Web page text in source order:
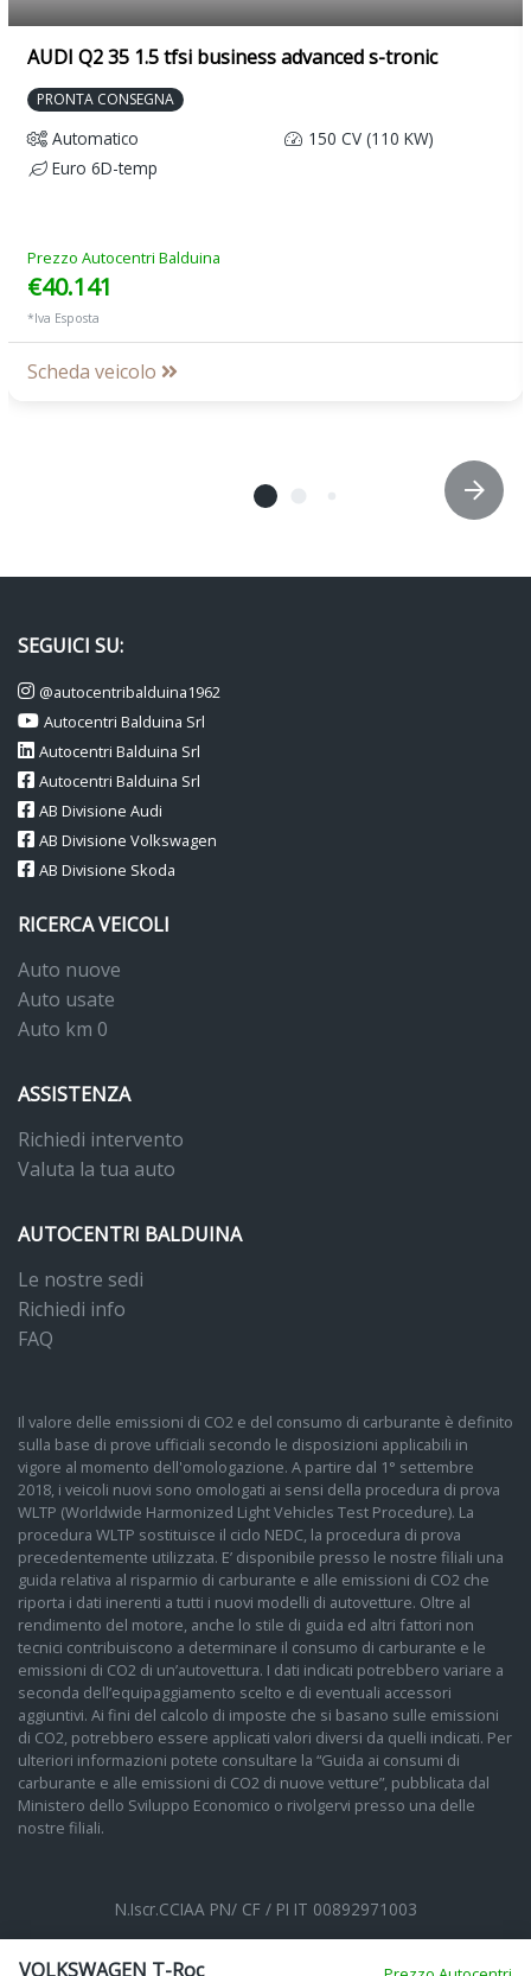
VOLKSWAGEN T-Roc
AUDI Q2 35 1.5 tfsi business advanced s-tronic
PRONTA CONSEGNA
Automatico
150 CV (110 KW)
Euro 6D-temp
Prezzo Autocentri Balduina
€40.141
*Iva Esposta
Scheda veicolo
SEGUICI SU:
@autocentribalduina1962
Autocentri Balduina Srl
Autocentri Balduina Srl
Autocentri Balduina Srl
AB Divisione Audi
AB Divisione Volkswagen
AB Divisione Skoda
RICERCA VEICOLI
Auto nuove
Auto usate
Auto km 0
ASSISTENZA
Richiedi intervento
Valuta la tua auto
AUTOCENTRI BALDUINA
Le nostre sedi
Richiedi info
FAQ
Il valore delle emissioni di CO2 e del consumo di carburante è definito
sulla base di prove ufficiali secondo le disposizioni applicabili in
vigore al momento dell'omologazione. A partire dal 1° settembre
2018, i veicoli nuovi sono omologati ai sensi della procedura di prova
WLTP (Worldwide Harmonized Light Vehicles Test Procedure). La
procedura WLTP sostituisce il ciclo NEDC, la procedura di prova
precedentemente utilizzata. E’ disponibile presso le nostre filiali una
guida relativa al risparmio di carburante e alle emissioni di CO2 che
riporta i dati inerenti a tutti i nuovi modelli di autovetture. Oltre al
rendimento del motore, anche lo stile di guida ed altri fattori non
tecnici contribuiscono a determinare il consumo di carburante e le
emissioni di CO2 di un’autovettura. I dati indicati potrebbero variare a
seconda dell’equipaggiamento scelto e di eventuali accessori
aggiuntivi. Ai fini del calcolo di imposte che si basano sulle emissioni
di CO2, potrebbero essere applicati valori diversi da quelli indicati. Per
ulteriori informazioni potete consultare la “Guida ai consumi di
carburante e alle emissioni di CO2 di nuove vetture”, pubblicata dal
Ministero dello Sviluppo Economico o rivolgervi presso una delle
nostre filiali.
N.Iscr.CCIAA PN/ CF / PI IT 00892971003